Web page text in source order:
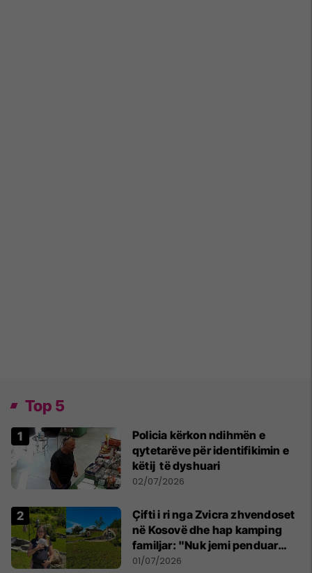
Top 5
Policia kërkon ndihmën e
qytetarëve për identifikimin e
këtij të dyshuari
02/07/2026
Çifti i ri nga Zvicra zhvendoset
në Kosovë dhe hap kamping
familjar: "Nuk jemi penduar
asnjë ditë"
01/07/2026